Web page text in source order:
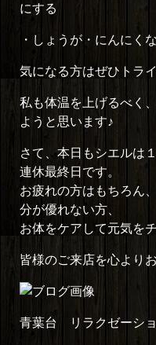
にする
・しょうが・にんにく
気になる方はぜひトラ
私も体温を上げるべく
ようと思います♪
さて、本日もシエルは
連休最終日です。
お疲れの方はもちろん
分が優れない方、
お体をケアして元気を
皆様のご来店を心より
青葉台 リラクゼーシ